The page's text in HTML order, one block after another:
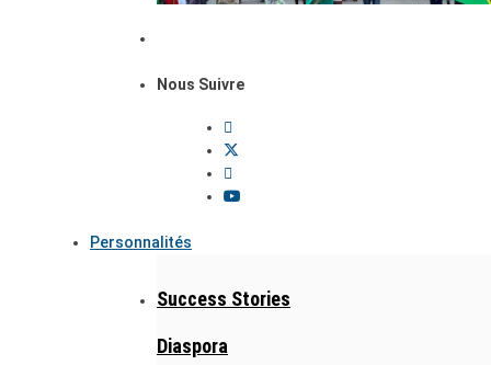
Nous Suivre
Personnalités
Success Stories
Diaspora